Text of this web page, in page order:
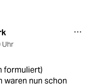
Uhr
formuliert)
waren nun schon